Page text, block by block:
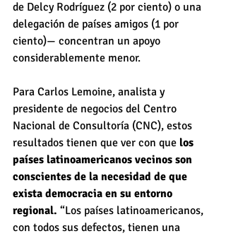
de Delcy Rodríguez (2 por ciento) o una
delegación de países amigos (1 por
ciento)— concentran un apoyo
considerablemente menor.
Para Carlos Lemoine, analista y
presidente de negocios del Centro
Nacional de Consultoría (CNC), estos
resultados tienen que ver con que los
países latinoamericanos vecinos son
conscientes de la necesidad de que
exista democracia en su entorno
regional. “Los países latinoamericanos,
con todos sus defectos, tienen una